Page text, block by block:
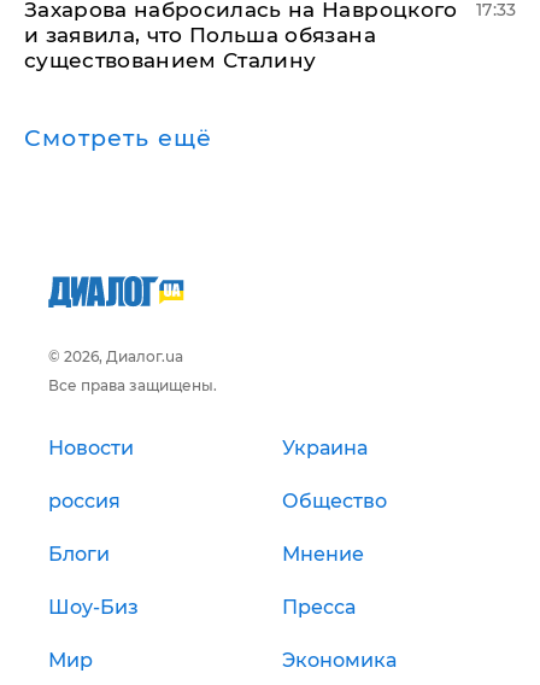
​Захарова набросилась на Навроцкого
и заявила, что Польша обязана
существованием Сталину
17:33
Смотреть ещё
© 2026, Диалог.ua
Все права защищены.
Новости Украина
россия Общество
Блоги Мнение
Шоу-Биз Пресса
Мир Экономика